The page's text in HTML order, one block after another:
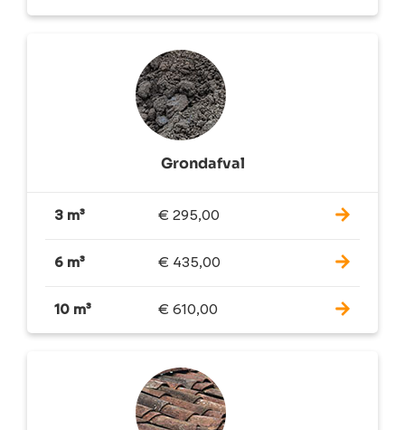
Grondafval
3 m³ € 295,00
6 m³ € 435,00
10 m³ € 610,00